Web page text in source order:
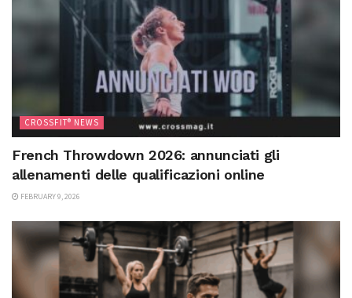
CROSSFIT® NEWS
French Throwdown 2026: annunciati gli
allenamenti delle qualificazioni online
FEBRUARY 9, 2026